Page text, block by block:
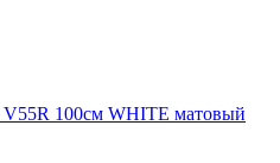
V55R 100см WHITE матовый